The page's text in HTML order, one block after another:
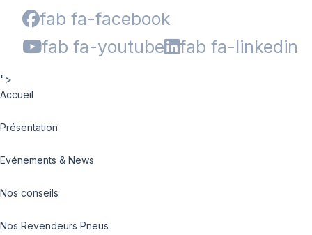
fab fa-facebook
fab fa-youtube
fab fa-linkedin
">
Accueil
Présentation
Evénements & News
Nos conseils
Nos Revendeurs Pneus